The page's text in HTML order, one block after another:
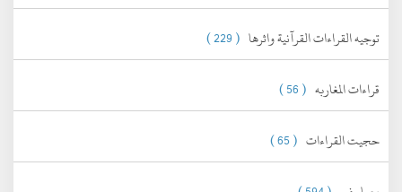
توجيه القراءات القرآنية واثرها ( 229 )
قراءات المغاربه ( 56 )
حجيت القراءات ( 65 )